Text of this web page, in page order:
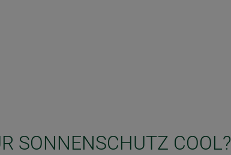
SONNENSCHUTZ COOL?